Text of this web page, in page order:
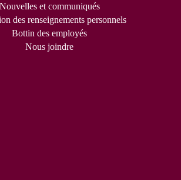
Nouvelles et communiqués
des renseignements personnels
Bottin des employés
Nous joindre